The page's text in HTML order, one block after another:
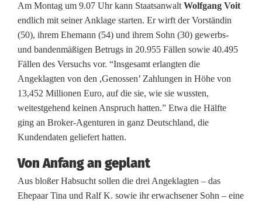
z
e
s
s
e
e
n
Am Montag um 9.07 Uhr kann Staatsanwalt Wolfgang Voit
endlich mit seiner Anklage starten. Er wirft der Vorständin
(50), ihrem Ehemann (54) und ihrem Sohn (30) gewerbs-
und bandenmäßigen Betrugs in 20.955 Fällen sowie 40.495
Fällen des Versuchs vor. “Insgesamt erlangten die
Angeklagten von den ,Genossen’ Zahlungen in Höhe von
13,452 Millionen Euro, auf die sie, wie sie wussten,
weitestgehend keinen Anspruch hatten.” Etwa die Hälfte
ging an Broker-Agenturen in ganz Deutschland, die
Kundendaten geliefert hatten.
Von Anfang an geplant
Aus bloßer Habsucht sollen die drei Angeklagten – das
Ehepaar Tina und Ralf K. sowie ihr erwachsener Sohn – eine